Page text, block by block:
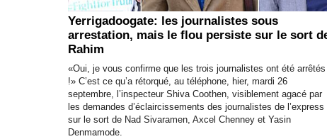
Yerrigadoogate: les journalistes sous
arrestation, mais le flou persiste sur le sort
Rahim
«Oui, je vous confirme que les trois journalistes ont été arrêtés
!» C’est ce qu’a rétorqué, au téléphone, hier, mardi 26
septembre, l’inspecteur Shiva Coothen, visiblement agacé par
les demandes d’éclaircissements des journalistes de l’express
sur le sort de Nad Sivaramen, Axcel Chenney et Yasin
Denmamode.